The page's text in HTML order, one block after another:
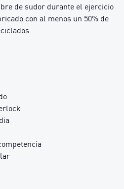
de sudor durante el ejercicio
con al menos un 50% de